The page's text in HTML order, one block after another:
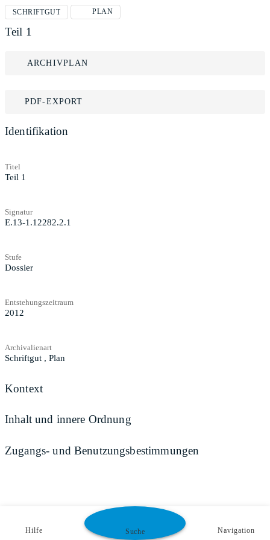
SCHRIFTGUT PLAN
Teil 1
ARCHIVPLAN
PDF-EXPORT
Identifikation
Titel
Teil 1
Signatur
E.13-1.12282.2.1
Stufe
Dossier
Entstehungszeitraum
2012
Archivalienart
Schriftgut , Plan
Kontext
Inhalt und innere Ordnung
Zugangs- und Benutzungsbestimmungen
Hilfe Suche Navigation